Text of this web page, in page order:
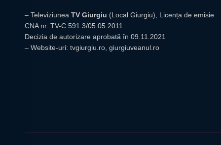
– Televiziunea TV Giurgiu (Local Giurgiu), Licența de emisie
CNA nr. TV-C 591.3/05.05.2011
Decizia de autorizare aprobată în 09.11.2021
– Website-uri: tvgiurgiu.ro giurgiuveanul.ro